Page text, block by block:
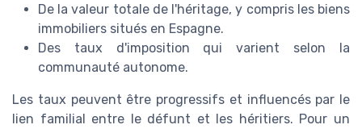
De la valeur totale de l'héritage, y compris les biens
immobiliers situés en Espagne.
Des taux d'imposition qui varient selon la
communauté autonome.
Les taux peuvent être progressifs et influencés par le
lien familial entre le défunt et les héritiers. Pour un